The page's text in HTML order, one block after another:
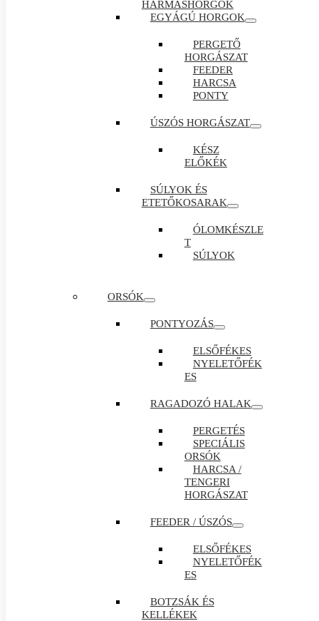
HÁRMASHORGOK
EGYÁGÚ HORGOK
PERGETŐ
HORGÁSZAT
FEEDER
HARCSA
PONTY
ÚSZÓS HORGÁSZAT
KÉSZ
ELŐKÉK
SÚLYOK ÉS
ETETŐKOSARAK
ÓLOMKÉSZLE
T
SÚLYOK
ORSÓK
PONTYOZÁS
ELSŐFÉKES
NYELETŐFÉK
ES
RAGADOZÓ HALAK
PERGETÉS
SPECIÁLIS
ORSÓK
HARCSA /
TENGERI
HORGÁSZAT
FEEDER / ÚSZÓS
ELSŐFÉKES
NYELETŐFÉK
ES
BOTZSÁK ÉS
KELLÉKEK